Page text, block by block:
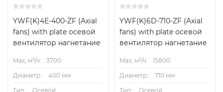
YWF(K)4Е-400-ZF (Axial
fans) with plate осевой
вентилятор нагнетание
Max, м³/ч:
3700
Диаметр.:
400 мм
Тип.:
Осевой
YWF(K)6D-710-ZF (Axial
fans) with plate осевой
вентилятор нагнетание
Max, м³/ч:
15800
Диаметр.:
710 мм
Тип.:
Осевой